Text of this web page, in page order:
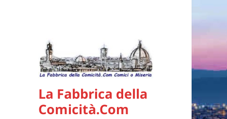
La Fabbrica della
Comicità.Com